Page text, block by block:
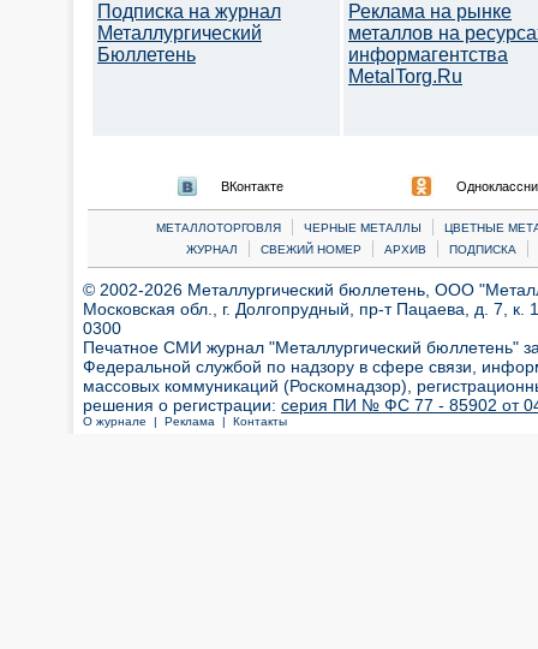
Подписка на журнал
Металлургический
Бюллетень
Реклама на рынке
металлов на
информагентства
MetalTorg.Ru
ВКонтакте
МЕТАЛЛОТОРГОВЛЯ | ЧЕРНЫЕ МЕТАЛЛЫ |
ЦВЕТНЫЕ
ЖУРНАЛ
| СВЕЖИЙ НОМЕР | АРХИВ | ПОДПИСКА |
© 2002-2026 Металлургический бюллетень, ООО
Московская обл., г. Долгопрудный, пр-т Пацаева, д. 7,
0300
Печатное СМИ журнал "Металлургический бюллетень"
Федеральной службой по надзору в сфере связи,
массовых коммуникаций (Роскомнадзор),
решения о регистрации: серия ПИ № ФС 77 - 85902 от 04
О журнале | Реклама | Контакты